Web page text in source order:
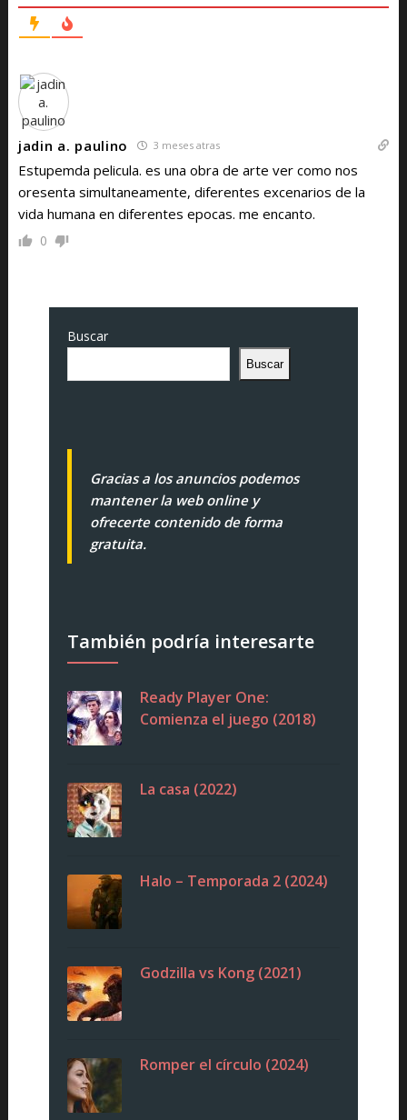
jadin a. paulino 3 meses atras
Estupemda pelicula. es una obra de arte ver como nos
oresenta simultaneamente, diferentes excenarios de la
vida humana en diferentes epocas. me encanto.
0
Buscar
Buscar
Gracias a los anuncios podemos
mantener la web online y
ofrecerte contenido de forma
gratuita.
También podría interesarte
Ready Player One:
Comienza el juego (2018)
La casa (2022)
Halo – Temporada 2 (2024)
Godzilla vs Kong (2021)
Romper el círculo (2024)